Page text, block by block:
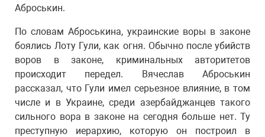
Аброськин.
По словам Аброськина, украинские воры в законе
боялись Лоту Гули, как огня. Обычно после убийств
воров в законе, криминальных авторитетов
происходит передел. Вячеслав Аброськин
рассказал, что Гули имел серьезное влияние, в том
числе и в Украине, среди азербайджанцев такого
сильного вора в законе на сегодня больше нет. Ту
преступную иерархию, которую он построил в